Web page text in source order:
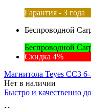
Гарантия - 3 года
Беспроводной
Беспроводной
Скидка 4%
Магнитола Teyes CC3
Нет в наличии
Быстро и качественно